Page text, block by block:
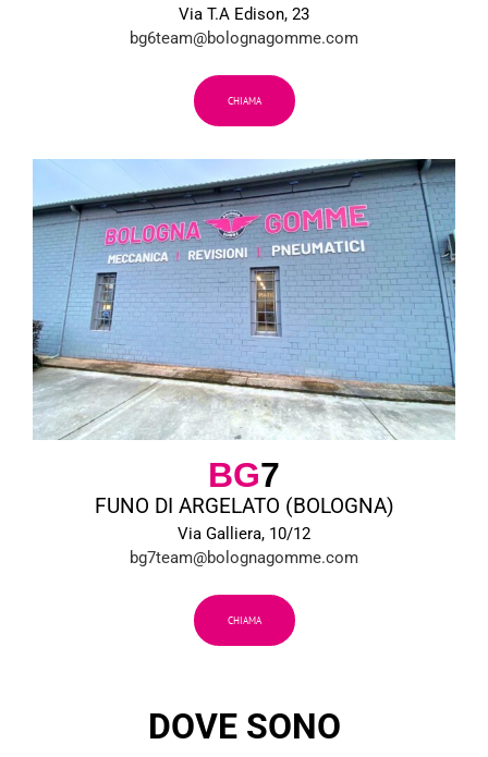
Via T.A Edison, 23
bg6team@bolognagomme.com
CHIAMA
BG7
FUNO DI ARGELATO (BOLOGNA)
Via Galliera, 10/12
bg7team@bolognagomme.com
CHIAMA
DOVE SONO